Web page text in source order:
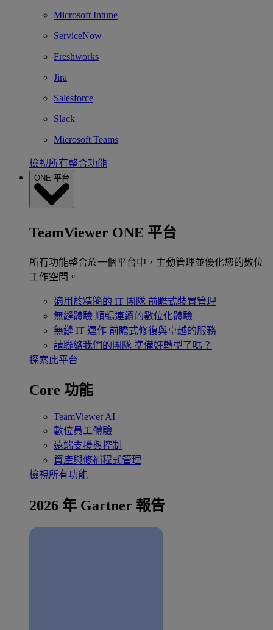
Microsoft Intune
ServiceNow
Freshworks
Jira
Salesforce
Slack
Microsoft Teams
檢視所有整合功能
ONE 平台
TeamViewer ONE 平台
所有功能整合於一個平台中，主動管理並優化您的數位
工作空間。
適用於精簡的 IT 團隊 前瞻式裝置管理
無縫體驗 順暢連續的數位化體驗
無縫 IT 運作 前瞻式修復與卓越的服務
請聯絡我們的團隊 準備好轉型了嗎？
探索此平台
Core 功能
TeamViewer AI
數位員工體驗
遠端支援與控制
資產與修補程式管理
檢視所有功能
2026 年 Gartner 報告